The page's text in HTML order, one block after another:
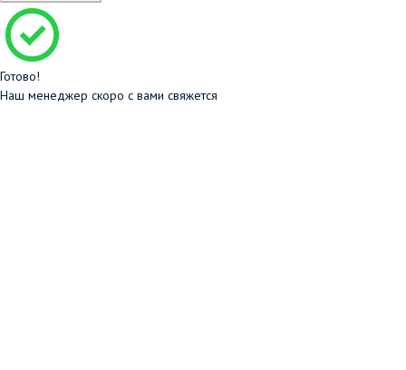
Готово!
Наш менеджер скоро с вами свяжется